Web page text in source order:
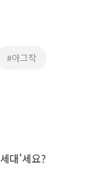
#아그작
대'세요?